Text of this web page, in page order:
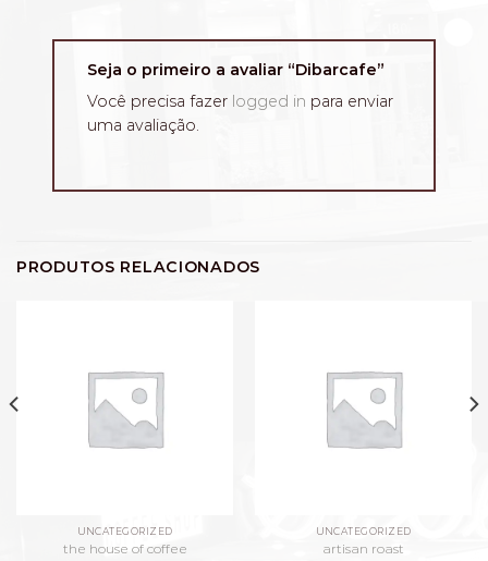
Seja o primeiro a avaliar “Dibarcafe”
Você precisa fazer logged in para enviar
uma avaliação.
PRODUTOS RELACIONADOS
UNCATEGORIZED
the house of coffee
UNCATEGORIZED
artisan roast